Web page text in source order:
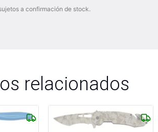
a confirmación de stock.
relacionados